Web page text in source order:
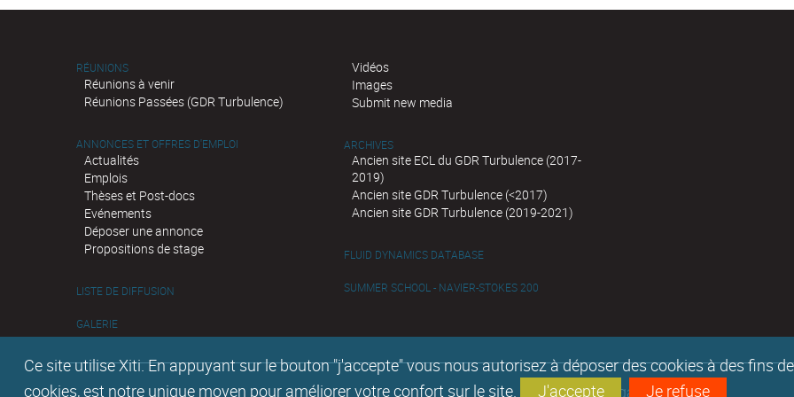
Ce site utilise Xiti. En appuyant sur le bouton "j'accepte" vous nous autorisez à déposer des cookies à des fins
cookies, est notre unique moyen pour améliorer votre confort sur le site.
J'accepte Je refuse
RÉUNIONS
Réunions à venir
Réunions Passées (GDR Turbulence)
ANNONCES ET OFFRES D'EMPLOI
Actualités
Emplois
Thèses et Post-docs
Evénements
Déposer une annonce
Propositions de stage
LISTE DE DIFFUSION
GALERIE
Vidéos
Images
Submit new media
ARCHIVES
Ancien site ECL du GDR Turbulence (2017-
2019)
Ancien site GDR Turbulence (<2017)
Ancien site GDR Turbulence (2019-2021)
FLUID DYNAMICS DATABASE
SUMMER SCHOOL - NAVIER-STOKES 200
Mentions légales